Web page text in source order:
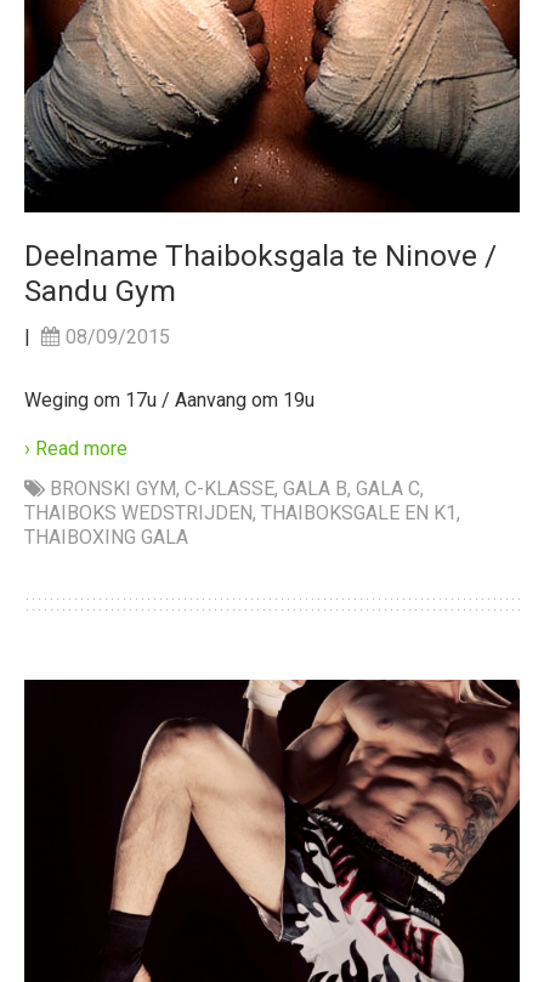
Deelname Thaiboksgala te Ninove /
Sandu Gym
| 08/09/2015
Weging om 17u / Aanvang om 19u
› Read more
BRONSKI GYM, C-KLASSE, GALA B, GALA C,
THAIBOKS WEDSTRIJDEN, THAIBOKSGALE EN K1,
THAIBOXING GALA